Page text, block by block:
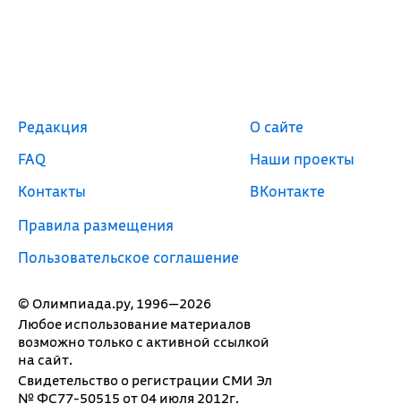
© Олимпиада.ру, 1996—2026
Любое использование материалов
возможно только с активной ссылкой
на сайт.
Свидетельство о регистрации СМИ Эл
№ ФС77-50515 от 04 июля 2012г.
Редакция
FAQ
Контакты
Правила размещения
Пользовательское соглашение
О сайте
Наши проекты
ВКонтакте